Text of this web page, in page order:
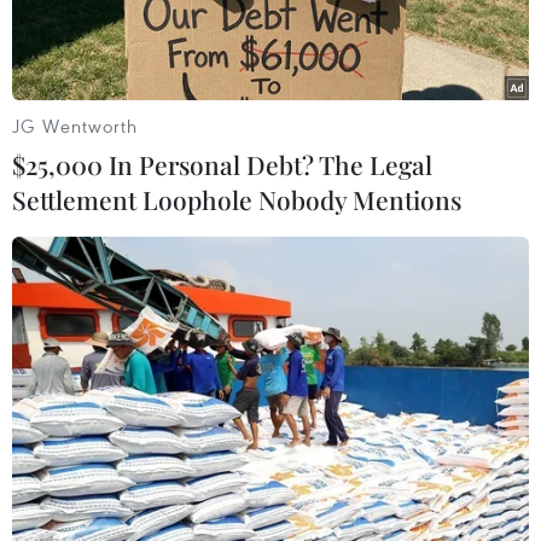
Huân và hướng tới kỷ niệm100 năm ngày sinh
của cụ (1912-2012), hai đơn vị là Bộ Công
Thương và Hội Khoahọc Lịch sử Việt Nam đồng
tổ chức Hội thảo mang tên “Võ Quý Huân -
Hội thảo là dịp tưởng nhớ và tôn vinh cụ Võ Quý
Huân, một trí thức suốtđời cống hiến cho đất
nước, đồng thời cũng tôn vinh một thế hệ vàng
của cáchmạng Việt Nam, đã vì sự nghiệp giải
phóng dân tộc mà tình nguyện hy sinh tất cả,tập
hợp dưới ngọn cờ của Đảng Cộng sản Việt Nam
quang vinh, với người đứng đầulà lãnh tụ Hồ
Chí Minh vĩ đại.
Trong buổi hội thảo đã có nhiều đánh giá nhận
JG Wentworth
$25,000 In Personal Debt? The Legal
Settlement Loophole Nobody Mentions